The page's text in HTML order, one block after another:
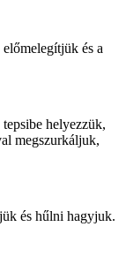
és a
helyezzük,
megszurkáljuk,
és hűlni hagyjuk.